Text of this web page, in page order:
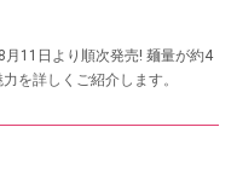
月11日より順次発売! 麺量が約4
を詳しくご紹介します。